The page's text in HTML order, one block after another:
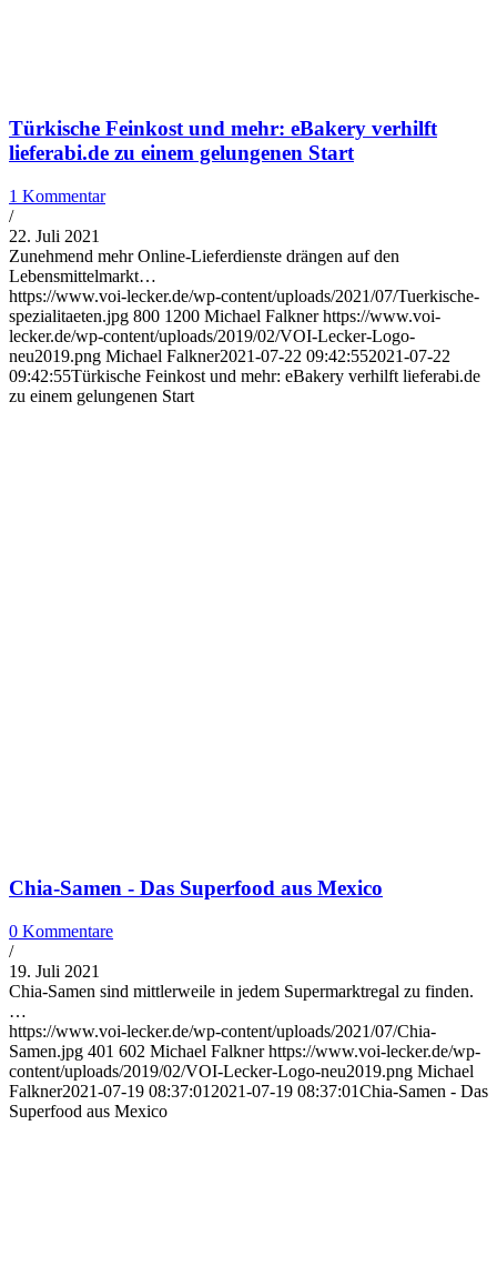
Türkische Feinkost und mehr: eBakery verhilft
lieferabi.de zu einem gelungenen Start
1 Kommentar
/
22. Juli 2021
Zunehmend mehr Online-Lieferdienste drängen auf den
Lebensmittelmarkt…
https://www.voi-lecker.de/wp-content/uploads/2021/07/Tuerkische-
spezialitaeten.jpg 800 1200 Michael Falkner https://www.voi-
lecker.de/wp-content/uploads/2019/02/VOI-Lecker-Logo-
neu2019.png Michael Falkner2021-07-22 09:42:552021-07-22
09:42:55Türkische Feinkost und mehr: eBakery verhilft lieferabi.de
zu einem gelungenen Start
Chia-Samen - Das Superfood aus Mexico
0 Kommentare
/
19. Juli 2021
Chia-Samen sind mittlerweile in jedem Supermarktregal zu finden.
…
https://www.voi-lecker.de/wp-content/uploads/2021/07/Chia-
Samen.jpg 401 602 Michael Falkner https://www.voi-lecker.de/wp-
content/uploads/2019/02/VOI-Lecker-Logo-neu2019.png Michael
Falkner2021-07-19 08:37:01 2021-07-19 08:37:01Chia-Samen - Das
Superfood aus Mexico